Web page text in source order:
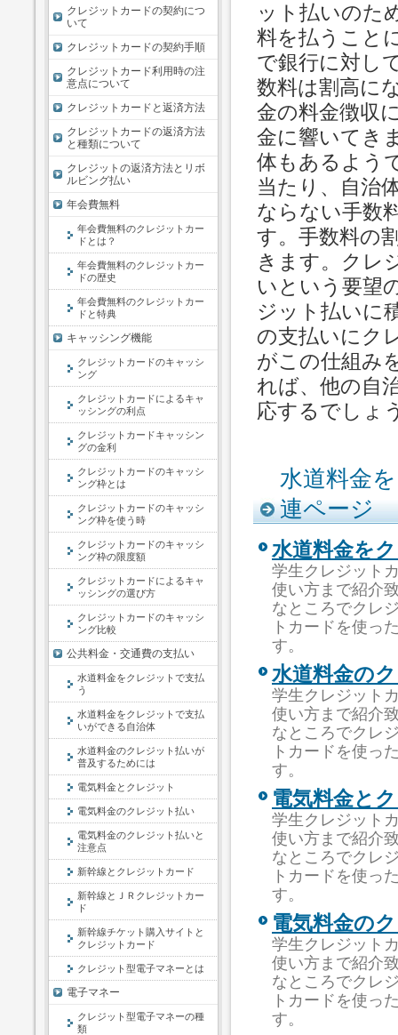
ット払いのた
料を払うこと
で銀行に対し
数料は割高に
金の料金徴収
金に響いてき
体もあるよう
当たり、自治
ならない手数
す。手数料の
きます。クレ
いという要望
ジット払いに
の支払いにク
がこの仕組み
れば、他の自
応するでしょ
水道料金
連ページ
水道料金を
学生クレジット
使い方まで紹介
なところでクレ
トカードを使っ
す。
水道料金の
学生クレジット
使い方まで紹介
なところでクレ
トカードを使っ
す。
電気料金と
学生クレジット
使い方まで紹介
なところでクレ
トカードを使っ
す。
電気料金の
学生クレジット
使い方まで紹介
なところでクレ
トカードを使っ
す。
クレジットカードの契約につ
いて
クレジットカードの契約手順
クレジットカード利用時の注
意点について
クレジットカードと返済方法
クレジットカードの返済方法
と種類について
クレジットの返済方法とリボ
ルビング払い
年会費無料
年会費無料のクレジットカー
ドとは？
年会費無料のクレジットカー
ドの歴史
年会費無料のクレジットカー
ドと特典
キャッシング機能
クレジットカードのキャッシ
ング
クレジットカードによるキャ
ッシングの利点
クレジットカードキャッシン
グの金利
クレジットカードのキャッシ
ング枠とは
クレジットカードのキャッシ
ング枠を使う時
クレジットカードのキャッシ
ング枠の限度額
クレジットカードによるキャ
ッシングの選び方
クレジットカードのキャッシ
ング比較
公共料金・交通費の支払い
水道料金をクレジットで支払
う
水道料金をクレジットで支払
いができる自治体
水道料金のクレジット払いが
普及するためには
電気料金とクレジット
電気料金のクレジット払い
電気料金のクレジット払いと
注意点
新幹線とクレジットカード
新幹線とＪＲクレジットカー
ド
新幹線チケット購入サイトと
クレジットカード
クレジット型電子マネーとは
電子マネー
クレジット型電子マネーの種
類